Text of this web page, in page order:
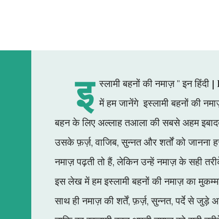
इ स्लामी बहनों की नमाज़ " इन
में हम जानेंगे इस्लामी बहनों की
बहन के लिए अल्लाह तआला की सबसे अहम
उसके फ़र्ज़, वाजिब, सुन्नत और शर्तों को जानना
नमाज़ पढ़ती तो हैं, लेकिन उन्हें नमाज़ के सही
इस लेख में हम इस्लामी बहनों की नमाज़ का
साथ ही नमाज़ की शर्तें, फ़र्ज़, सुन्नत, पर्दे से